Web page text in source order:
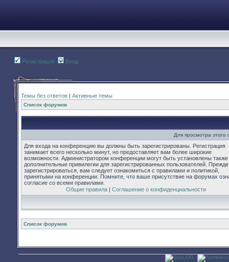
Регистрация Вход
Темы без ответов | Активные темы
Список форумов
Для просмотра
Для входа на конференцию вы должны быть зарегистрированы. Регистрация
занимает всего несколько минут, но предоставляет вам более широкие
возможности. Администратором конференции могут быть установлены также
дополнительные привилегии для зарегистрированных пользователей.
зарегистрироваться, вам следует ознакомиться с правилами и политикой,
принятыми на конференции. Помните, что ваше присутствие на форумах
согласие со всеми правилами.
Общие правила| Соглашение о конфиденциальности
Список форумов